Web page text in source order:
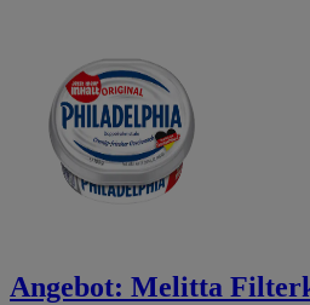
Angebot: Melitta